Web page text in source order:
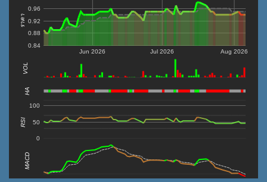
Jun 2026 Jul 2026 Aug 2026
0.84
0.88
0.92
0.96
ราคา
VOL
HA
0
50
100
RSI
MACD